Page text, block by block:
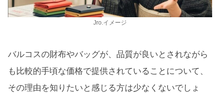
Jro.イメージ
バルコスの財布やバッグが、品質が良いとされながら
も比較的手頃な価格で提供されていることについて、
その理由を知りたいと感じる方は少なくないでしょ